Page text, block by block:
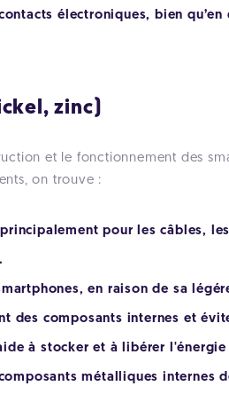
électroniques, bien
zinc)
et le fonctionnement des
on trouve :
pour les câbles,
en raison de sa
des composants internes et
à stocker et à libérer l'énergie
métalliques internes